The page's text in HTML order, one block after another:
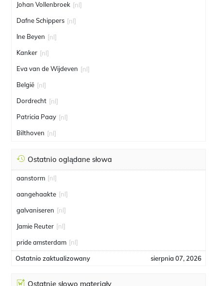
Johan Vollenbroek [nl]
Dafne Schippers [nl]
Ine Beyen [nl]
Kanker [nl]
Eva van de Wijdeven [nl]
België [nl]
Dordrecht [nl]
Patricia Paay [nl]
Bilthoven [nl]
Ostatnio oglądane słowa
aanstorm [nl]
aangehaakte [nl]
galvaniseren [nl]
Jamie Reuter [nl]
pride amsterdam [nl]
Ostatnio zaktualizowany sierpnia 07, 2026
Ostatnie słowo materiały